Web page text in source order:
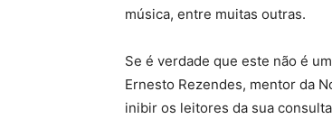
música, entre muitas outras.
Se é verdade que este não é
Ernesto Rezendes, mentor da
inibir os leitores da sua